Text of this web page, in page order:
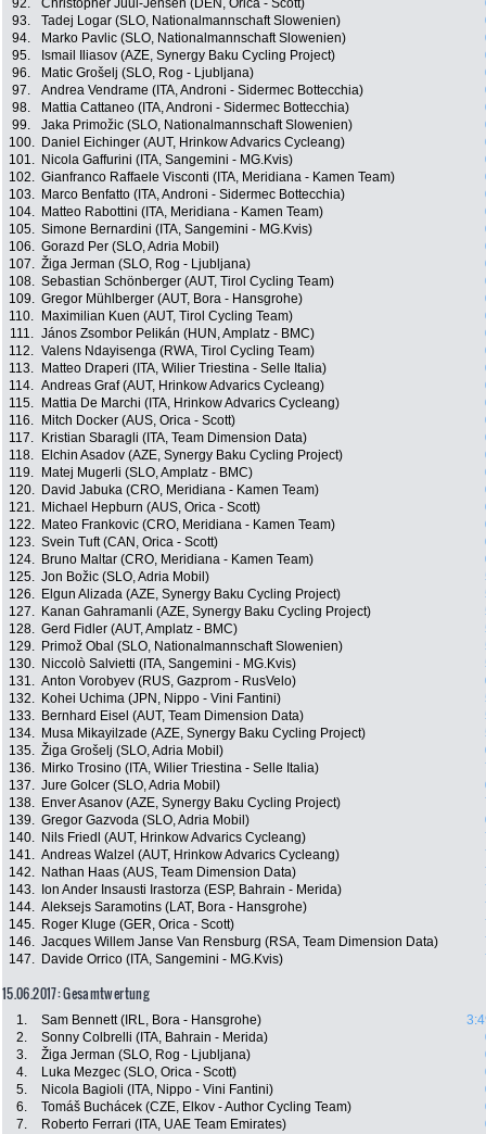
92.
Christopher Juul-Jensen (DEN, Orica - Scott)
93.
Tadej Logar (SLO, Nationalmannschaft Slowenien)
94.
Marko Pavlic (SLO, Nationalmannschaft Slowenien)
95.
Ismail Iliasov (AZE, Synergy Baku Cycling Project)
96.
Matic Grošelj (SLO, Rog - Ljubljana)
97.
Andrea Vendrame (ITA, Androni - Sidermec Bottecchia)
98.
Mattia Cattaneo (ITA, Androni - Sidermec Bottecchia)
99.
Jaka Primožic (SLO, Nationalmannschaft Slowenien)
100.
Daniel Eichinger (AUT, Hrinkow Advarics Cycleang)
101.
Nicola Gaffurini (ITA, Sangemini - MG.Kvis)
102. Gianfranco Raffaele Visconti (ITA, Meridiana - Kamen Team)
103.
Marco Benfatto (ITA, Androni - Sidermec Bottecchia)
104.
Matteo Rabottini (ITA, Meridiana - Kamen Team)
105. Simone Bernardini (ITA, Sangemini - MG.Kvis)
106. Gorazd Per (SLO, Adria Mobil)
107. Žiga Jerman (SLO, Rog - Ljubljana)
108. Sebastian Schönberger (AUT, Tirol Cycling Team)
109. Gregor Mühlberger (AUT, Bora - Hansgrohe)
110.
Maximilian Kuen (AUT, Tirol Cycling Team)
111. János Zsombor Pelikán (HUN, Amplatz - BMC)
112. Valens Ndayisenga (RWA, Tirol Cycling Team)
113.
Matteo Draperi (ITA, Wilier Triestina - Selle Italia)
114. Andreas Graf (AUT, Hrinkow Advarics Cycleang)
115.
Mattia De Marchi (ITA, Hrinkow Advarics Cycleang)
116.
Mitch Docker (AUS, Orica - Scott)
117.
Kristian Sbaragli (ITA, Team Dimension Data)
118.
Elchin Asadov (AZE, Synergy Baku Cycling Project)
119.
Matej Mugerli (SLO, Amplatz - BMC)
120.
David Jabuka (CRO, Meridiana - Kamen Team)
121.
Michael Hepburn (AUS, Orica - Scott)
122.
Mateo Frankovic (CRO, Meridiana - Kamen Team)
123. Svein Tuft (CAN, Orica - Scott)
124.
Bruno Maltar (CRO, Meridiana - Kamen Team)
125. Jon Božic (SLO, Adria Mobil)
126.
Elgun Alizada (AZE, Synergy Baku Cycling Project)
127.
Kanan Gahramanli (AZE, Synergy Baku Cycling Project)
128. Gerd Fidler (AUT, Amplatz - BMC)
129.
Primož Obal (SLO, Nationalmannschaft Slowenien)
130.
Niccolò Salvietti (ITA, Sangemini - MG.Kvis)
131. Anton Vorobyev (RUS, Gazprom - RusVelo)
132.
Kohei Uchima (JPN, Nippo - Vini Fantini)
133.
Bernhard Eisel (AUT, Team Dimension Data)
134.
Musa Mikayilzade (AZE, Synergy Baku Cycling Project)
135. Žiga Grošelj (SLO, Adria Mobil)
136.
Mirko Trosino (ITA, Wilier Triestina - Selle Italia)
137. Jure Golcer (SLO, Adria Mobil)
138.
Enver Asanov (AZE, Synergy Baku Cycling Project)
139. Gregor Gazvoda (SLO, Adria Mobil)
140.
Nils Friedl (AUT, Hrinkow Advarics Cycleang)
141. Andreas Walzel (AUT, Hrinkow Advarics Cycleang)
142.
Nathan Haas (AUS, Team Dimension Data)
143.
Ion Ander Insausti Irastorza (ESP, Bahrain - Merida)
144. Aleksejs Saramotins (LAT, Bora - Hansgrohe)
145.
Roger Kluge (GER, Orica - Scott)
146. Jacques Willem Janse Van Rensburg (RSA, Team Dimension Data)
147.
Davide Orrico (ITA, Sangemini - MG.Kvis)
15.06.2017: Gesamtwertung
1. Sam Bennett (IRL, Bora - Hansgrohe)
2.
Sonny Colbrelli (ITA, Bahrain - Merida)
3.
Žiga Jerman (SLO, Rog - Ljubljana)
4.
Luka Mezgec (SLO, Orica - Scott)
5.
Nicola Bagioli (ITA, Nippo - Vini Fantini)
6.
Tomáš Buchácek (CZE, Elkov - Author Cycling Team)
7.
Roberto Ferrari (ITA, UAE Team Emirates)